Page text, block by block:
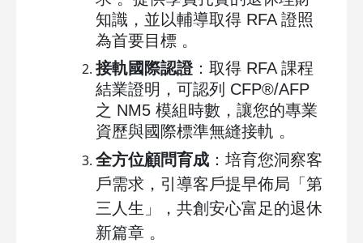
知識，並以輔導取得 RFA 證照
為首要目標 。
接軌國際認證：取得 RFA 課程
結業證明，可認列 CFP®/AFP
之 NM5 模組時數，讓您的專業
資歷與國際標準無縫接軌 。
全方位顧問育成 ：培育您洞察客
戶需求，引導客戶提早佈局「第
三人生」，共創安心富足的退休
新篇章 。